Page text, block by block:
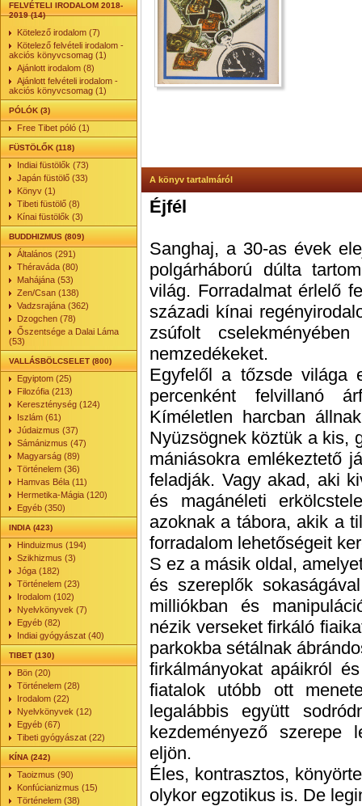
FELVÉTELI IRODALOM 2018-
2019 (14)
Kötelező irodalom (7)
Kötelező felvételi irodalom -
akciós könyvcsomag (1)
Ajánlott irodalom (8)
Ajánlott felvételi irodalom -
akciós könyvcsomag (1)
PÓLÓK (3)
Free Tibet póló (1)
FÜSTÖLŐK (118)
Indiai füstölők (73)
Japán füstölő (33)
Könyv (1)
Tibeti füstölő (8)
Kínai füstölők (3)
BUDDHIZMUS (809)
Általános (291)
Théraváda (80)
Mahájána (53)
Zen/Csan (138)
Vadzsrajána (362)
Dzogchen (78)
Őszentsége a Dalai Láma
(53)
VALLÁSBÖLCSELET (800)
Egyiptom (25)
Filozófia (213)
Kereszténység (124)
Iszlám (61)
Júdaizmus (37)
Sámánizmus (47)
Magyarság (89)
Történelem (36)
Hamvas Béla (11)
Hermetika-Mágia (120)
Egyéb (350)
INDIA (423)
Hinduizmus (194)
Szikhizmus (3)
Jóga (182)
Történelem (23)
Irodalom (102)
Nyelvkönyvek (7)
Egyéb (82)
Indiai gyógyászat (40)
TIBET (130)
Bön (20)
Történelem (28)
Irodalom (22)
Nyelvkönyvek (12)
Egyéb (67)
Tibeti gyógyászat (22)
KÍNA (242)
Taoizmus (90)
Konfúcianizmus (15)
Történelem (38)
A könyv tartalmáról
Éjfél
Sanghaj, ​a 30-as évek
polgárháború dúlta
világ. Forradalmat érlelő
századi kínai
zsúfolt
nemzedékeket.
Egyfelől a tőzsde világa
percenként felvillanó
Kíméletlen harcban
Nyüzsögnek köztük a kis,
mániásokra emlékeztető
feladják. Vagy akad, aki
és magánéleti
azoknak a tábora, akik a
forradalom lehetőségeit
S ez a másik oldal,
és szereplők
milliókban és
nézik verseket firkáló
parkokba sétálnak
firkálmányokat apáikról
fiatalok utóbb ott
legalábbis együtt
kezdeményező szerepe
eljön.
Éles, kontrasztos,
olykor egzotikus is. De